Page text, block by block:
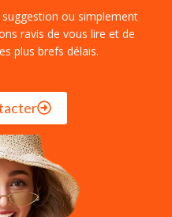
ou simplement
ravis de vous lire et de
plus brefs délais.